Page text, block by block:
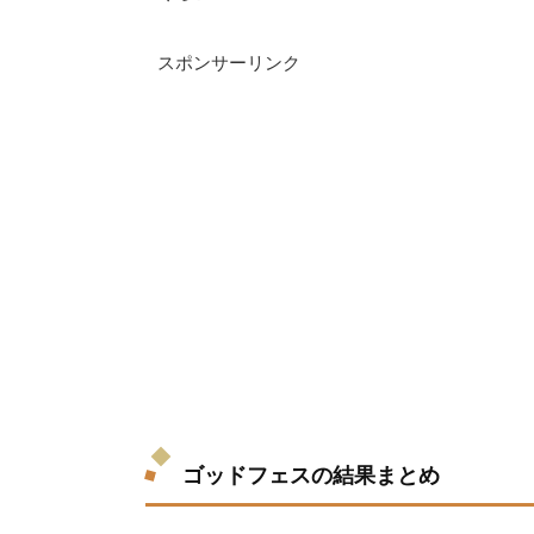
スポンサーリンク
ゴッドフェスの結果まとめ